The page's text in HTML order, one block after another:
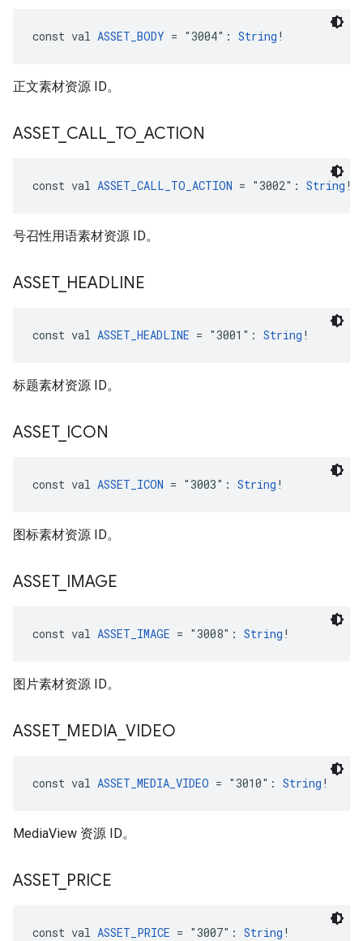
const val ASSET_BODY = "3004": String !
正文素材资源 ID。
ASSET_ CALL TO ACTION
const val ASSET_CALL_TO_ACTION = "3002": String !
号召性用语素材资源 ID。
ASSET_ HEADLINE
const val ASSET_HEADLINE = "3001": String !
标题素材资源 ID。
ASSET_ ICON
const val ASSET_ICON = "3003": String !
图标素材资源 ID。
ASSET_ IMAGE
const val ASSET_IMAGE = "3008": String !
图片素材资源 ID。
ASSET_ MEDIA VIDEO
const val ASSET_MEDIA_VIDEO = "3010": String !
MediaView 资源 ID。
ASSET_ PRICE
const val ASSET_PRICE = "3007": String !